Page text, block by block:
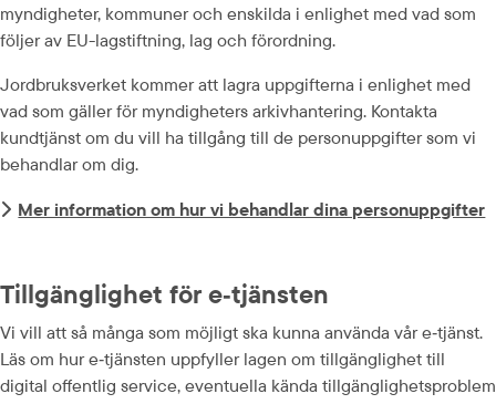
myndigheter, kommuner och enskilda i enlighet med vad som
följer av EU-lagstiftning, lag och förordning.
Jordbruksverket kommer att lagra uppgifterna i enlighet med
vad som gäller för myndigheters arkivhantering. Kontakta
kundtjänst om du vill ha tillgång till de personuppgifter som vi
behandlar om dig.
Mer information om hur vi behandlar dina personuppgifter
Tillgänglighet för e‑tjänsten
Vi vill att så många som möjligt ska kunna använda vår e‑tjänst.
Läs om hur e‑tjänsten uppfyller lagen om tillgänglighet till
digital offentlig service, eventuella kända tillgänglighets­problem